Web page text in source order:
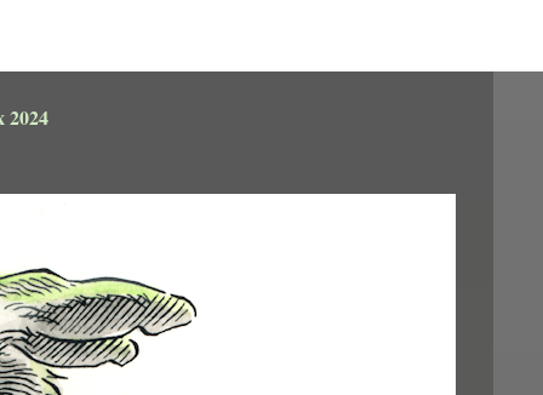
2024
numérique
année 12 jours après tout le monde.
pas si nul. 👽💚🌍